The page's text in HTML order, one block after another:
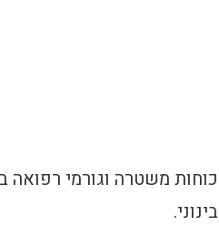
כוחות משטרה וגורמי
בינוני.